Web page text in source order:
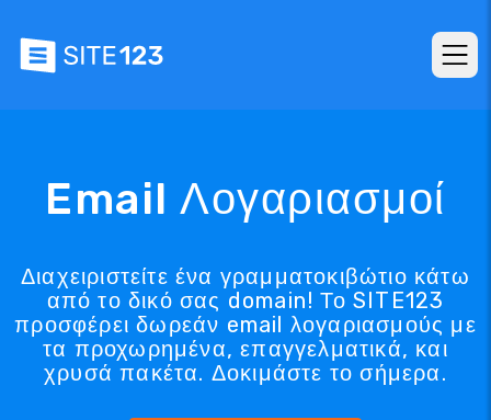
Email Λογαριασμοί
Διαχειριστείτε ένα γραμματοκιβώτιο κάτω
από το δικό σας domain! Το SITE123
προσφέρει δωρεάν email λογαριασμούς με
τα προχωρημένα, επαγγελματικά, και
χρυσά πακέτα. Δοκιμάστε το σήμερα.